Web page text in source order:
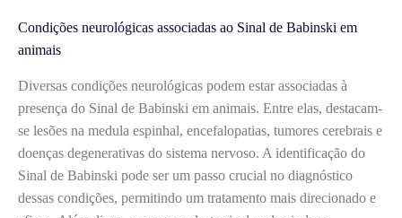
Condições neurológicas associadas ao Sinal de Babinski em
animais
Diversas condições neurológicas podem estar associadas à
presença do Sinal de Babinski em animais. Entre elas, destacam-
se lesões na medula espinhal, encefalopatias, tumores cerebrais e
doenças degenerativas do sistema nervoso. A identificação do
Sinal de Babinski pode ser um passo crucial no diagnóstico
dessas condições, permitindo um tratamento mais direcionado e